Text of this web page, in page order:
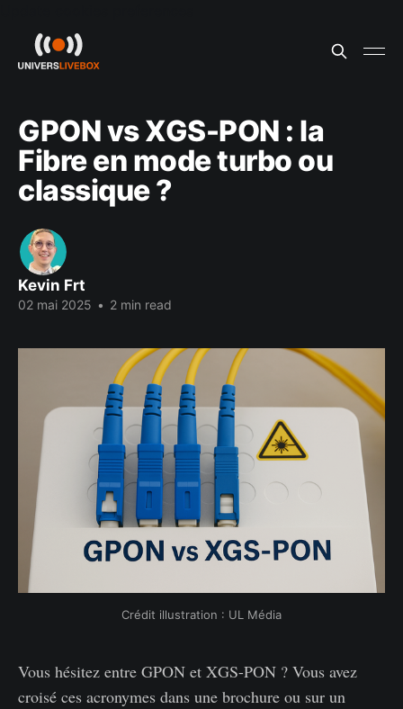
GPON vs XGS-PON : la
Fibre en mode turbo ou
classique ?
Kevin Frt
02 mai 2025 • 2 min read
Crédit illustration : UL Média
Vous hésitez entre GPON et XGS-PON ? Vous avez
croisé ces acronymes dans une brochure ou sur un